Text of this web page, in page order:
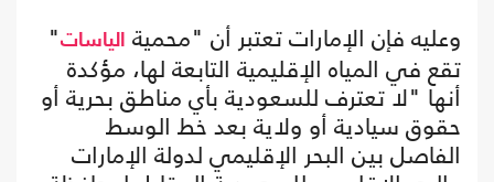
وعليه فإن الإمارات تعتبر أن "محمية
الياسات"
تقع في المياه الإقليمية التابعة لها، مؤكدة
أنها "لا تعترف للسعودية بأي مناطق بحرية أو
حقوق سيادية أو ولاية بعد خط الوسط
الفاصل بين البحر الإقليمي لدولة الإمارات